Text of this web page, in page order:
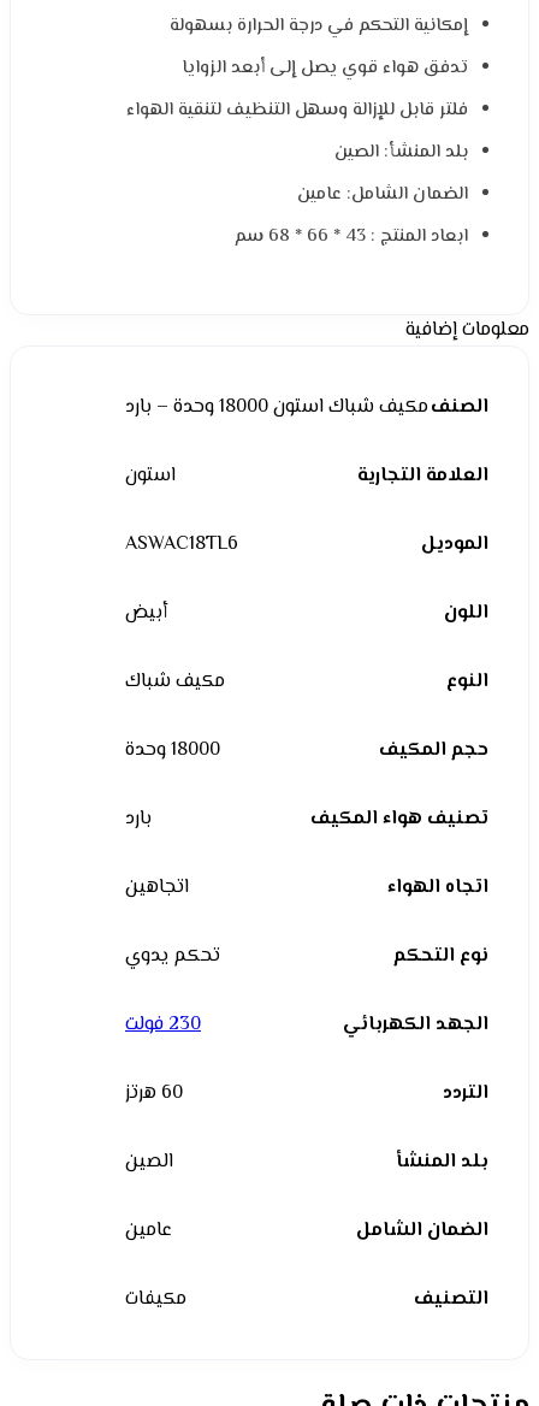
إمكانية التحكم في درجة الحرارة بسهولة
تدفق هواء قوي يصل إلى أبعد الزوايا
فلتر قابل للإزالة وسهل التنظيف لتنقية الهواء
بلد المنشأ: الصين
الضمان الشامل: عامين
ابعاد المنتج : 43 * 66 * 68 سم
معلومات إضافية
الصنفمكيف شباك استون 18000 وحدة – بارد
العلامة التجارية استون
الموديل ASWAC18TL6
اللون أبيض
النوع مكيف شباك
حجم المكيف 18000 وحدة
تصنيف هواء المكيف بارد
اتجاه الهواء اتجاهين
نوع التحكم تحكم يدوي
الجهد الكهربائي 230 فولت
التردد 60 هرتز
بلد المنشأ الصين
الضمان الشامل عامين
التصنيف مكيفات